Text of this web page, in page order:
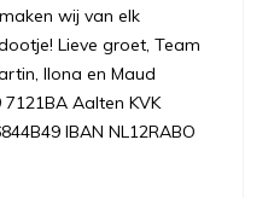
wij van elk
Lieve groet, Team
Ilona en Maud
Aalten KVK
IBAN NL12RABO